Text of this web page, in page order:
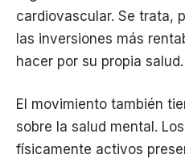
cardiovascular. Se trata,
las inversiones más
hacer por su propia salud.
El movimiento también
sobre la salud mental.
físicamente activos